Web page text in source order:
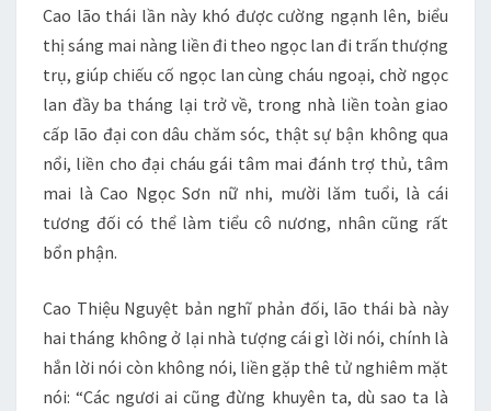
Cao lão thái lần này khó được cường ngạnh lên, biểu
thị sáng mai nàng liền đi theo ngọc lan đi trấn thượng
trụ, giúp chiếu cố ngọc lan cùng cháu ngoại, chờ ngọc
lan đầy ba tháng lại trở về, trong nhà liền toàn giao
cấp lão đại con dâu chăm sóc, thật sự bận không qua
nổi, liền cho đại cháu gái tâm mai đánh trợ thủ, tâm
mai là Cao Ngọc Sơn nữ nhi, mười lăm tuổi, là cái
tương đối có thể làm tiểu cô nương, nhân cũng rất
bổn phận.
Cao Thiệu Nguyệt bản nghĩ phản đối, lão thái bà này
hai tháng không ở lại nhà tượng cái gì lời nói, chính là
hắn lời nói còn không nói, liền gặp thê tử nghiêm mặt
nói: “Các ngươi ai cũng đừng khuyên ta, dù sao ta là